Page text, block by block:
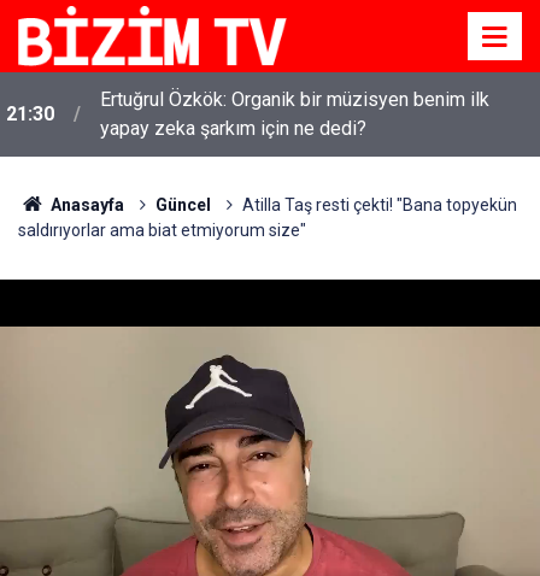
21:30
Ertuğrul Özkök: Organik bir müzisyen benim ilk
yapay zeka şarkım için ne dedi?
Anasayfa Güncel
Atilla Taş resti çekti! "Bana topyekün
saldırıyorlar ama biat etmiyorum size"